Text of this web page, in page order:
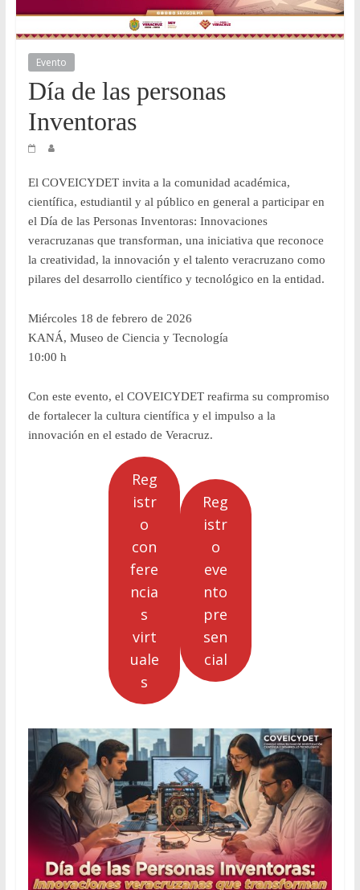
y
Desarrollo
Tecnológico
COVEICYDET
Evento
Día de las personas
Inventoras
El COVEICYDET invita a la comunidad académica,
científica, estudiantil y al público en general a participar en
el Día de las Personas Inventoras: Innovaciones
veracruzanas que transforman, una iniciativa que reconoce
la creatividad, la innovación y el talento veracruzano como
pilares del desarrollo científico y tecnológico en la entidad.
Miércoles 18 de febrero de 2026
KANÁ, Museo de Ciencia y Tecnología
10:00 h
Con este evento, el COVEICYDET reafirma su compromiso
de fortalecer la cultura científica y el impulso a la
innovación en el estado de Veracruz.
Reg
istr
o
con
fere
ncia
s
virt
uale
s
Reg
istr
o
eve
nto
pre
sen
cial